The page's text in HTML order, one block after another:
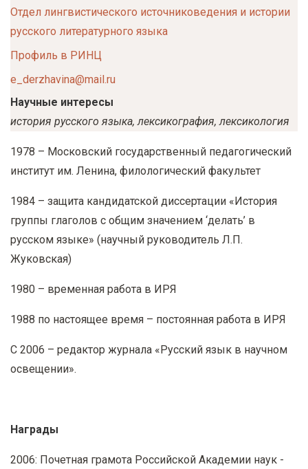
Отдел лингвистического источниковедения и истории
русского литературного языка
Профиль в РИНЦ
e_derzhavina@mail.ru
Научные интересы
история русского языка, лексикография, лексикология
1978 – Московский государственный педагогический
институт им. Ленина, филологический факультет
1984 – защита кандидатской диссертации «История
группы глаголов с общим значением ‘делать’ в
русском языке» (научный руководитель Л.П.
Жуковская)
1980 – временная работа в ИРЯ
1988 по настоящее время – постоянная работа в ИРЯ
С 2006 – редактор журнала «Русский язык в научном
освещении».
Награды
2006: Почетная грамота Российской Академии наук -